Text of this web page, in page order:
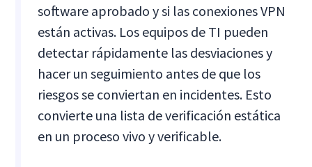
software aprobado y si las conexiones VPN
están activas. Los equipos de TI pueden
detectar rápidamente las desviaciones y
hacer un seguimiento antes de que los
riesgos se conviertan en incidentes. Esto
convierte una lista de verificación estática
en un proceso vivo y verificable.